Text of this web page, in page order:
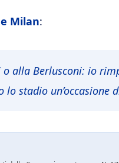
Milan:
alla Berlusconi: io
stadio un’occasione